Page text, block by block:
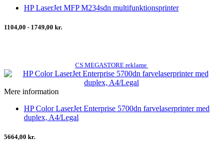
HP LaserJet MFP M234sdn multifunktionsprinter
1104,00 - 1749,00 kr.
CS MEGASTORE reklame
Mere information
HP Color LaserJet Enterprise 5700dn farvelaserprinter med
duplex, A4/Legal
5664,00 kr.